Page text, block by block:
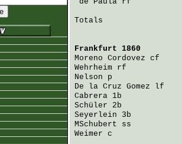
Totals
Frankfurt 1860
Moreno Cordovez cf
Wehrheim rf
Nelson p
De la Cruz Gomez lf
Cabrera 1b
Schüler 2b
Seyerlein 3b
MSchubert ss
Weimer c